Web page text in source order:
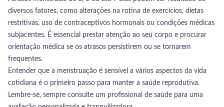
diversos fatores, como alterações na rotina de exercícios, dietas
restritivas, uso de contraceptivos hormonais ou condições médicas
subjacentes. É essencial prestar atenção ao seu corpo e procurar
orientação médica se os atrasos persistirem ou se tornarem
frequentes.
Entender que a menstruação é sensível a vários aspectos da vida
cotidiana é o primeiro passo para manter a saúde reprodutiva.
Lembre-se, sempre consulte um profissional de saúde para uma